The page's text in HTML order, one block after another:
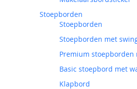
Stoepborden
Stoepborden
Stoepborden met
Premium stoepborden
Basic stoepbord met
Klapbord